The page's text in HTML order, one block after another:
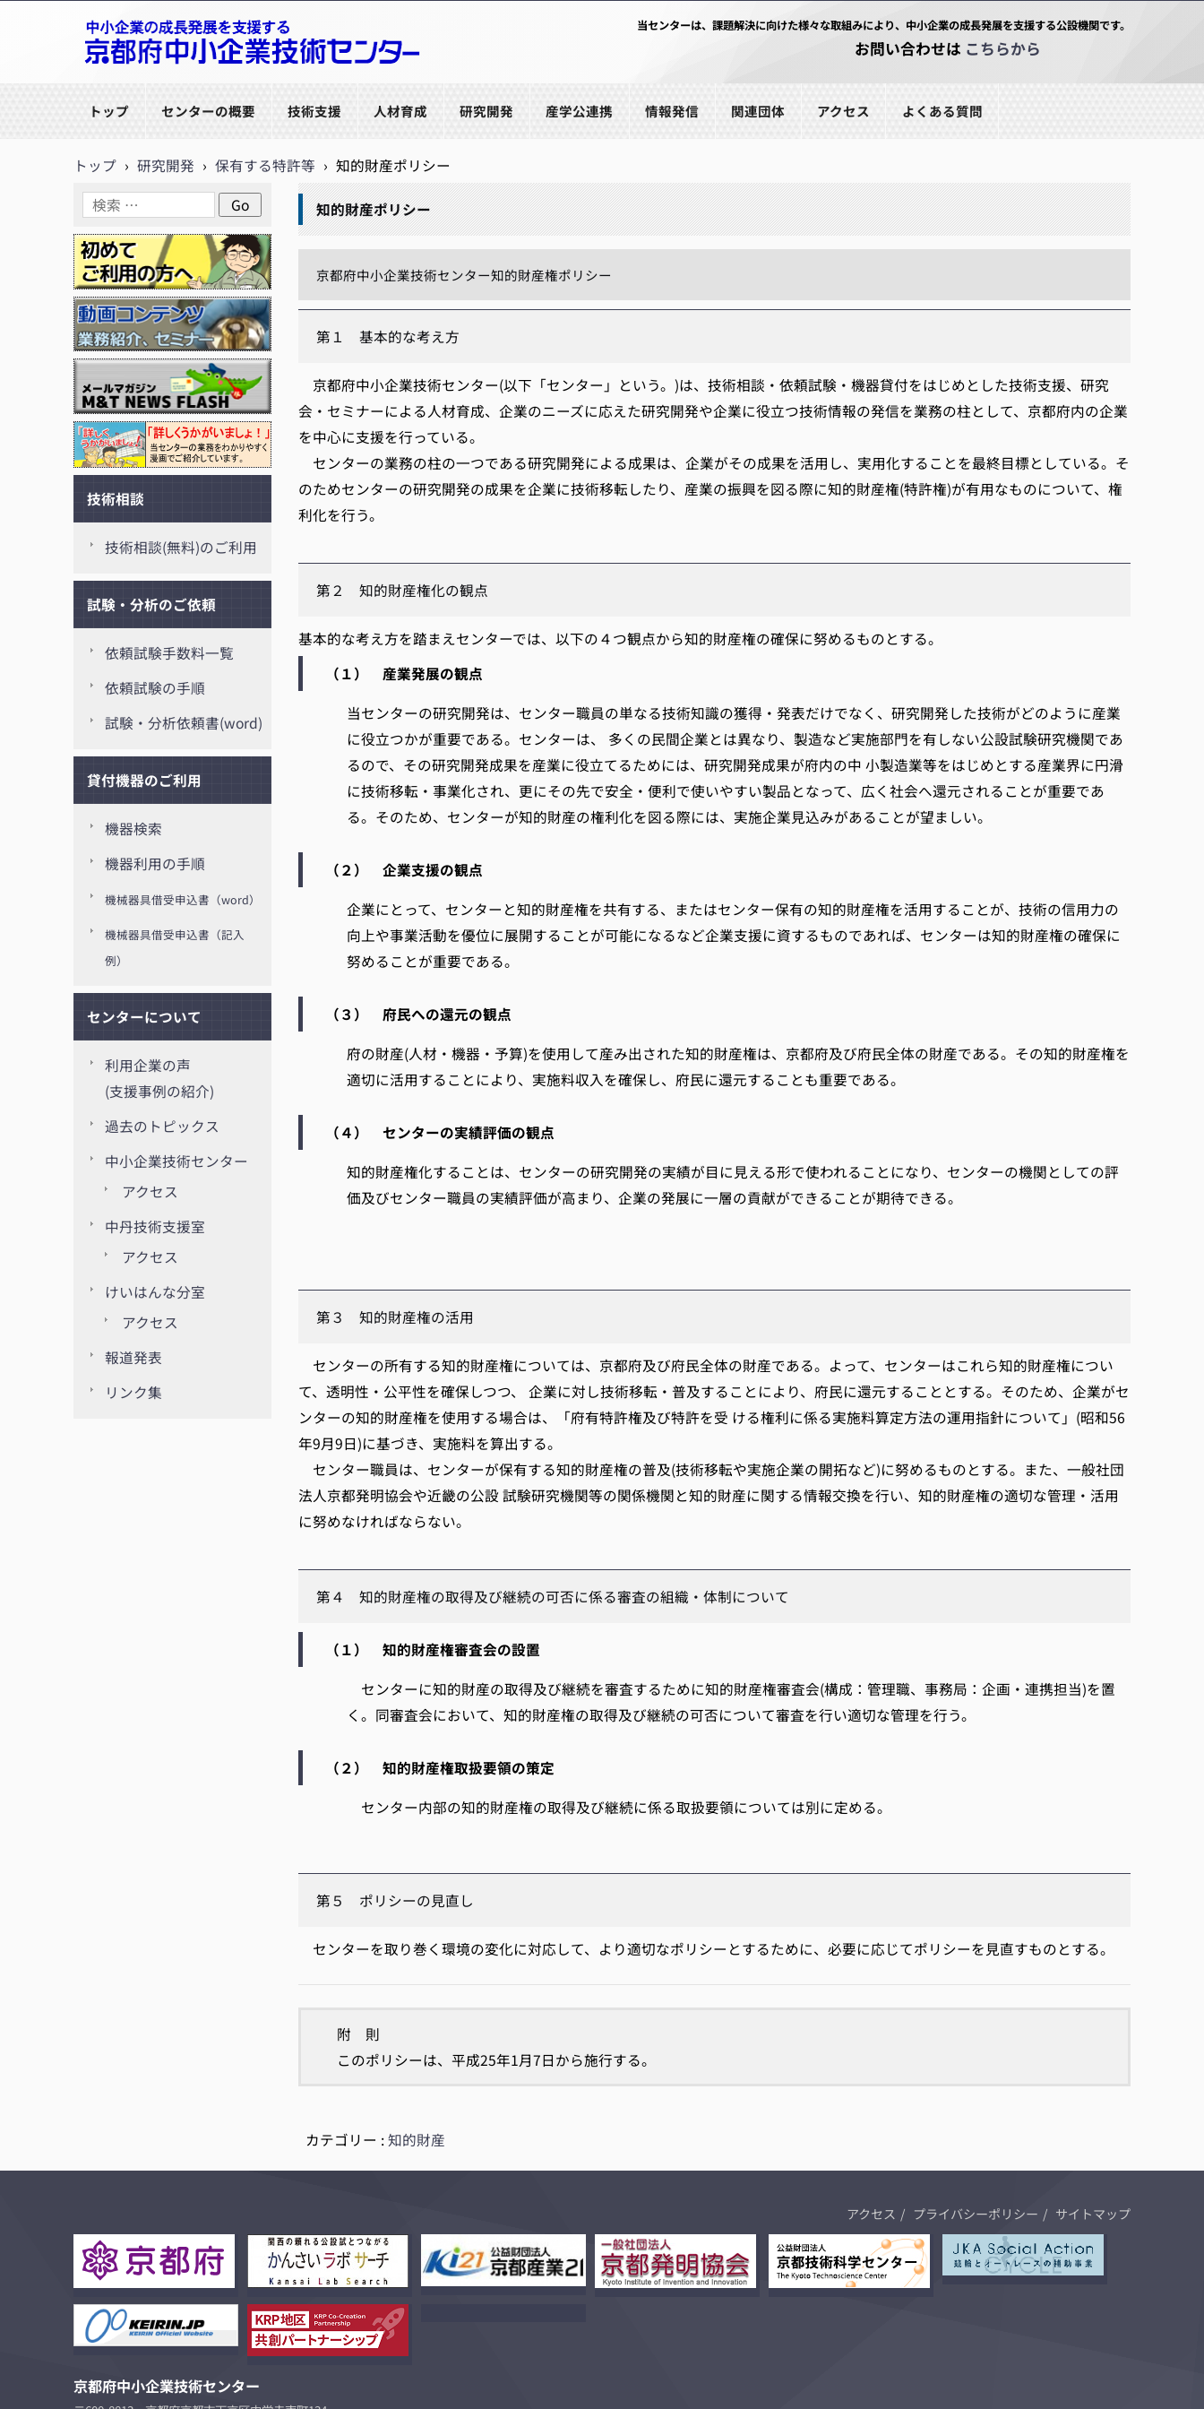
当センターは、課題解決に向けた様々な取組みにより、中小企業の成長発展を支援する公設機関です。
お問い合わせは こちらから
トップ センターの概要 技術支援 人材育成 研究開発 産学公連携 情報発信 関連団体 アクセス よくある質問
トップ › 研究開発 › 保有する特許等 › 知的財産ポリシー
知的財産ポリシー
京都府中小企業技術センター知的財産権ポリシー
第１ 基本的な考え方
京都府中小企業技術センター(以下「センター」という。)は、技術相談・依頼試験・機器貸付をはじめとした技術支援、研究
会・セミナーによる人材育成、企業のニーズに応えた研究開発や企業に役立つ技術情報の発信を業務の柱として、京都府内の企業
を中心に支援を行っている。
センターの業務の柱の一つである研究開発による成果は、企業がその成果を活用し、実用化することを最終目標としている。そ
のためセンターの研究開発の成果を企業に技術移転したり、産業の振興を図る際に知的財産権(特許権)が有用なものについて、権
利化を行う。
第２ 知的財産権化の観点
基本的な考え方を踏まえセンターでは、以下の４つ観点から知的財産権の確保に努めるものとする。
（１） 産業発展の観点
当センターの研究開発は、センター職員の単なる技術知識の獲得・発表だけでなく、研究開発した技術がどのように産業
に役立つかが重要である。センターは、 多くの民間企業とは異なり、製造など実施部門を有しない公設試験研究機関であ
るので、その研究開発成果を産業に役立てるためには、研究開発成果が府内の中 小製造業等をはじめとする産業界に円滑
に技術移転・事業化され、更にその先で安全・便利で使いやすい製品となって、広く社会へ還元されることが重要であ
る。そのため、センターが知的財産の権利化を図る際には、実施企業見込みがあることが望ましい。
（２） 企業支援の観点
企業にとって、センターと知的財産権を共有する、またはセンター保有の知的財産権を活用することが、技術の信用力の
向上や事業活動を優位に展開することが可能になるなど企業支援に資するものであれば、センターは知的財産権の確保に
努めることが重要である。
（３） 府民への還元の観点
府の財産(人材・機器・予算)を使用して産み出された知的財産権は、京都府及び府民全体の財産である。その知的財産権を
適切に活用することにより、実施料収入を確保し、府民に還元することも重要である。
（４） センターの実績評価の観点
知的財産権化することは、センターの研究開発の実績が目に見える形で使われることになり、センターの機関としての評
価及びセンター職員の実績評価が高まり、企業の発展に一層の貢献ができることが期待できる。
第３ 知的財産権の活用
センターの所有する知的財産権については、京都府及び府民全体の財産である。よって、センターはこれら知的財産権につい
て、透明性・公平性を確保しつつ、 企業に対し技術移転・普及することにより、府民に還元することとする。そのため、企業がセ
ンターの知的財産権を使用する場合は、「府有特許権及び特許を受 ける権利に係る実施料算定方法の運用指針について」(昭和56
年9月9日)に基づき、実施料を算出する。
センター職員は、センターが保有する知的財産権の普及(技術移転や実施企業の開拓など)に努めるものとする。また、一般社団
法人京都発明協会や近畿の公設 試験研究機関等の関係機関と知的財産に関する情報交換を行い、知的財産権の適切な管理・活用
に努めなければならない。
第４ 知的財産権の取得及び継続の可否に係る審査の組織・体制について
（１） 知的財産権審査会の設置
センターに知的財産の取得及び継続を審査するために知的財産権審査会(構成：管理職、事務局：企画・連携担当)を置
く。同審査会において、知的財産権の取得及び継続の可否について審査を行い適切な管理を行う。
（２） 知的財産権取扱要領の策定
センター内部の知的財産権の取得及び継続に係る取扱要領については別に定める。
第５ ポリシーの見直し
センターを取り巻く環境の変化に対応して、より適切なポリシーとするために、必要に応じてポリシーを見直すものとする。
附 則
このポリシーは、平成25年1月7日から施行する。
カテゴリー :知的財産
技術相談
技術相談(無料)のご利用
試験・分析のご依頼
依頼試験手数料一覧
依頼試験の手順
試験・分析依頼書(word)
貸付機器のご利用
機器検索
機器利用の手順
機械器具借受申込書（word）
機械器具借受申込書（記入
例）
センターについて
利用企業の声
(支援事例の紹介)
過去のトピックス
中小企業技術センター
アクセス
中丹技術支援室
アクセス
けいはんな分室
アクセス
報道発表
リンク集
アクセス プライバシーポリシー サイトマップ
京都府中小企業技術センター